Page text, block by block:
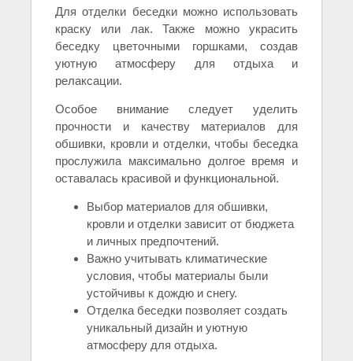
Для отделки беседки можно использовать
краску или лак. Также можно украсить
беседку цветочными горшками, создав
уютную атмосферу для отдыха и
релаксации.
Особое внимание следует уделить
прочности и качеству материалов для
обшивки, кровли и отделки, чтобы беседка
прослужила максимально долгое время и
оставалась красивой и функциональной.
Выбор материалов для обшивки,
кровли и отделки зависит от бюджета
и личных предпочтений.
Важно учитывать климатические
условия, чтобы материалы были
устойчивы к дождю и снегу.
Отделка беседки позволяет создать
уникальный дизайн и уютную
атмосферу для отдыха.